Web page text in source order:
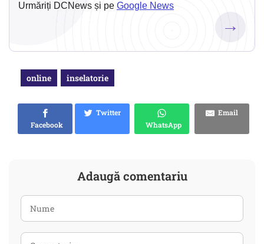
Urmăriți DCNews și pe Google News
→
online inselatorie
Facebook
Twitter
WhatsApp
Email
Adaugă comentariu